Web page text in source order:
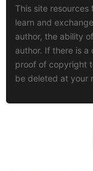
This site
learn and
author, the ability
author. If there is a
proof of copyright
be deleted at your